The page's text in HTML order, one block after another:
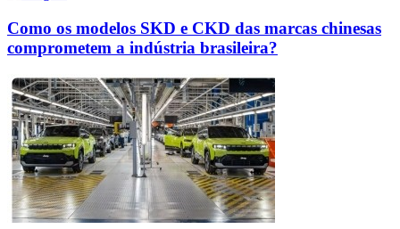
Como os modelos SKD e CKD das marcas chinesas
comprometem a indústria brasileira?